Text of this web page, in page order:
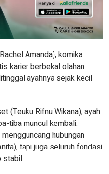
Amanda), komika
karier berbekal olahan
ayahnya sejak kecil
(Teuku Rifnu Wikana), ayah
tiba muncul kembali.
hubungan
tapi juga seluruh fondasi
stabil.